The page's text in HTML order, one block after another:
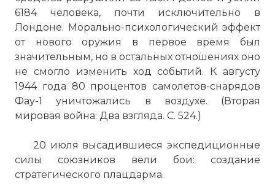
6184 человека, почти исключительно в
Лондоне. Морально-психологический эффект
от нового оружия в первое время был
значительным, но в остальных отношениях оно
не смогло изменить ход событий. К августу
1944 года 80 процентов самолетов-снарядов
Фау-1 уничтожались в воздухе. (Вторая
мировая война: Два взгляда. С. 524.)
20 июля высадившиеся экспедиционные
силы союзников вели бои: создание
стратегического плацдарма.